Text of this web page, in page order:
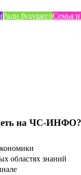
Ради будущегоСемья и
на ЧС-ИНФО?
областях знаний